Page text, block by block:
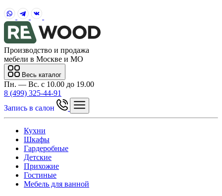
Производство и продажа
мебели в Москве и МО
Весь каталог
Пн. — Вс. с 10.00 до 19.00
8 (499) 325-44-91
Запись в салон
Кухни
Шкафы
Гардеробные
Детские
Прихожие
Гостиные
Мебель для ванной